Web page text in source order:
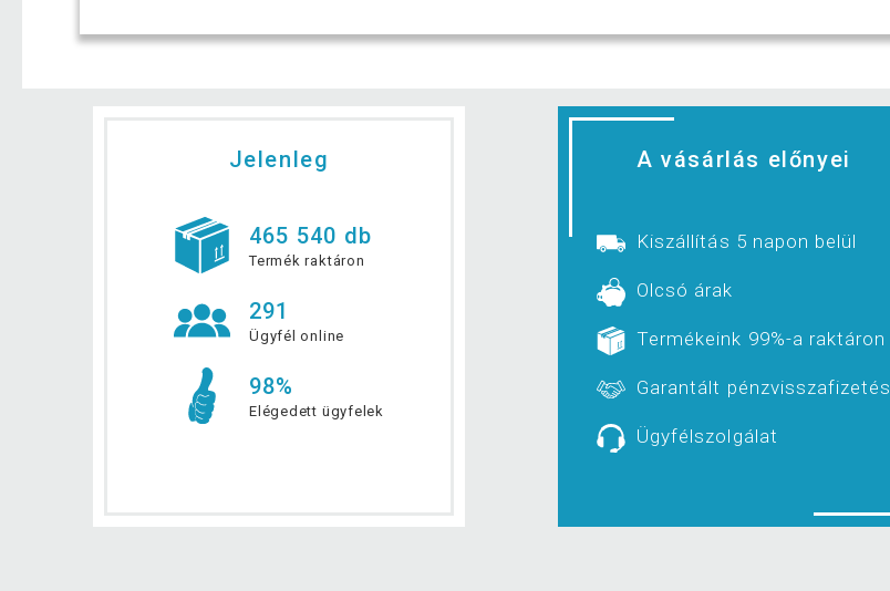
Jelenleg
465 540 db
Termék raktáron
291
Ügyfél online
98%
Elégedett ügyfelek
A vásárlás előnyei
Kiszállítás 5 napon belül
Olcsó árak
Termékeink 99%-a raktáron
Garantált pénzvisszafizetés
Ügyfélszolgálat